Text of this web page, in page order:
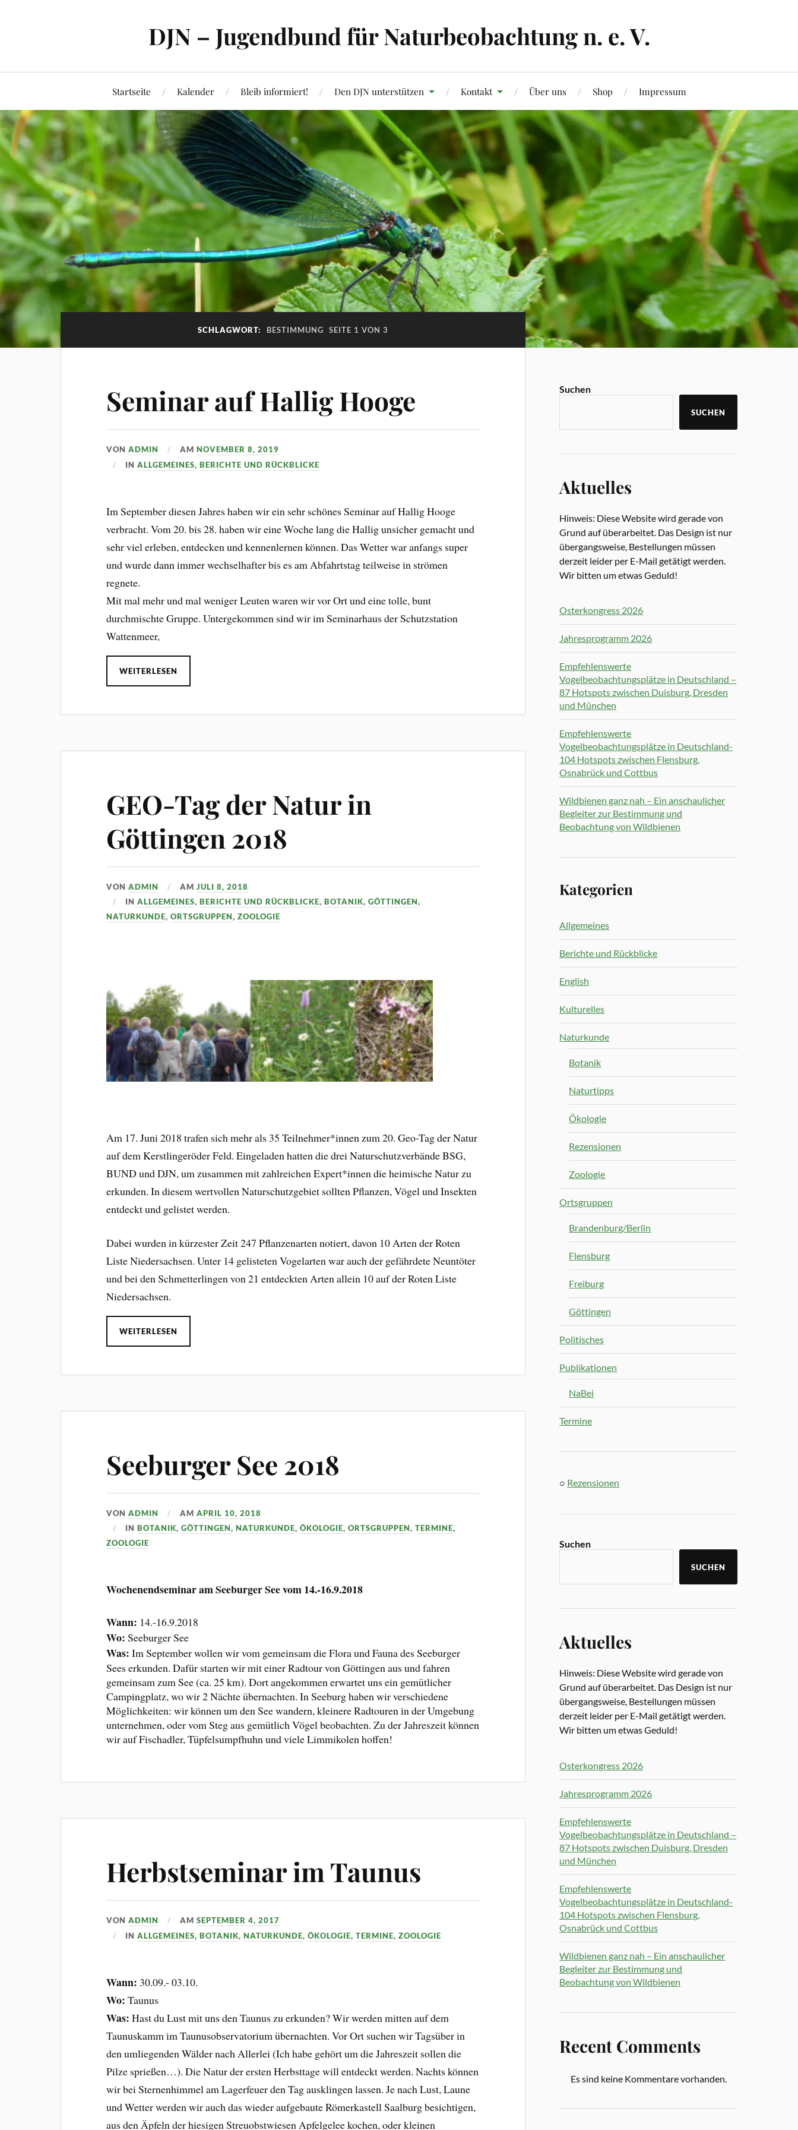
DJN – Jugendbund für Naturbeobachtung n. e. V.
Startseite Kalender Bleib informiert! Den DJN unterstützen Kontakt Über uns Shop Impressum
SCHLAGWORT: BESTIMMUNG SEITE 1 VON 3
Seminar auf Hallig Hooge
VONADMIN AMNOVEMBER 8, 2019
INALLGEMEINES,BERICHTE UND RÜCKBLICKE
Im September diesen Jahres haben wir ein sehr schönes Seminar auf Hallig Hooge
verbracht. Vom 20. bis 28. haben wir eine Woche lang die Hallig unsicher gemacht und
sehr viel erleben, entdecken und kennenlernen können. Das Wetter war anfangs super
und wurde dann immer wechselhafter bis es am Abfahrtstag teilweise in strömen
regnete.
Mit mal mehr und mal weniger Leuten waren wir vor Ort und eine tolle, bunt
durchmischte Gruppe. Untergekommen sind wir im Seminarhaus der Schutzstation
Wattenmeer,
WEITERLESEN
GEO-Tag der Natur in
Göttingen 2018
VONADMIN AMJULI 8, 2018
INALLGEMEINES,BERICHTE UND RÜCKBLICKE,BOTANIK,GÖTTINGEN,
NATURKUNDE,ORTSGRUPPEN,ZOOLOGIE
Am 17. Juni 2018 trafen sich mehr als 35 Teilnehmer*innen zum 20. Geo-Tag der Natur
auf dem Kerstlingeröder Feld. Eingeladen hatten die drei Naturschutzverbände BSG,
BUND und DJN, um zusammen mit zahlreichen Expert*innen die heimische Natur zu
erkunden. In diesem wertvollen Naturschutzgebiet sollten Pflanzen, Vögel und Insekten
entdeckt und gelistet werden.
Dabei wurden in kürzester Zeit 247 Pflanzenarten notiert, davon 10 Arten der Roten
Liste Niedersachsen. Unter 14 gelisteten Vogelarten war auch der gefährdete Neuntöter
und bei den Schmetterlingen von 21 entdeckten Arten allein 10 auf der Roten Liste
Niedersachsen.
WEITERLESEN
Seeburger See 2018
VONADMIN AMAPRIL 10, 2018
INBOTANIK,GÖTTINGEN,NATURKUNDE,ÖKOLOGIE,ORTSGRUPPEN,TERMINE,
ZOOLOGIE
Wochenendseminar am Seeburger See vom 14.-16.9.2018
Wann: 14.-16.9.2018
Wo: Seeburger See
Was: Im September wollen wir vom gemeinsam die Flora und Fauna des Seeburger
Sees erkunden. Dafür starten wir mit einer Radtour von Göttingen aus und fahren
gemeinsam zum See (ca. 25 km). Dort angekommen erwartet uns ein gemütlicher
Campingplatz, wo wir 2 Nächte übernachten. In Seeburg haben wir verschiedene
Möglichkeiten: wir können um den See wandern, kleinere Radtouren in der Umgebung
unternehmen, oder vom Steg aus gemütlich Vögel beobachten. Zu der Jahreszeit können
wir auf Fischadler, Tüpfelsumpfhuhn und viele Limmikolen hoffen!
Herbstseminar im Taunus
VONADMIN AMSEPTEMBER 4, 2017
INALLGEMEINES,BOTANIK,NATURKUNDE,ÖKOLOGIE,TERMINE,ZOOLOGIE
Wann: 30.09.- 03.10.
Wo: Taunus
Was:Hast du Lust mit uns den Taunus zu erkunden? Wir werden mitten auf dem
Taunuskamm im Taunusobservatorium übernachten. Vor Ort suchen wir Tagsüber in
den umliegenden Wälder nach Allerlei (Ich habe gehört um die Jahreszeit sollen die
Pilze sprießen…). Die Natur der ersten Herbsttage will entdeckt werden. Nachts können
wir bei Sternenhimmel am Lagerfeuer den Tag ausklingen lassen. Je nach Lust, Laune
und Wetter werden wir auch das wieder aufgebaute Römerkastell Saalburg besichtigen,
aus den Äpfeln der hiesigen Streuobstwiesen Apfelgelee kochen, oder kleinen
Suchen
SUCHEN
Aktuelles
Hinweis: Diese Website wird gerade von
Grund auf überarbeitet. Das Design ist nur
übergangsweise, Bestellungen müssen
derzeit leider per E-Mail getätigt werden.
Wir bitten um etwas Geduld!
Osterkongress 2026
Jahresprogramm 2026
Empfehlenswerte
Vogelbeobachtungsplätze in Deutschland –
87 Hotspots zwischen Duisburg, Dresden
und München
Empfehlenswerte
Vogelbeobachtungsplätze in Deutschland-
104 Hotspots zwischen Flensburg,
Osnabrück und Cottbus
Wildbienen ganz nah – Ein anschaulicher
Begleiter zur Bestimmung und
Beobachtung von Wildbienen
Kategorien
Allgemeines
Berichte und Rückblicke
English
Kulturelles
Naturkunde
Botanik
Naturtipps
Ökologie
Rezensionen
Zoologie
Ortsgruppen
Brandenburg/Berlin
Flensburg
Freiburg
Göttingen
Politisches
Publikationen
NaBei
Termine
○ Rezensionen
Suchen
SUCHEN
Aktuelles
Hinweis: Diese Website wird gerade von
Grund auf überarbeitet. Das Design ist nur
übergangsweise, Bestellungen müssen
derzeit leider per E-Mail getätigt werden.
Wir bitten um etwas Geduld!
Osterkongress 2026
Jahresprogramm 2026
Empfehlenswerte
Vogelbeobachtungsplätze in Deutschland –
87 Hotspots zwischen Duisburg, Dresden
und München
Empfehlenswerte
Vogelbeobachtungsplätze in Deutschland-
104 Hotspots zwischen Flensburg,
Osnabrück und Cottbus
Wildbienen ganz nah – Ein anschaulicher
Begleiter zur Bestimmung und
Beobachtung von Wildbienen
Recent Comments
Es sind keine Kommentare vorhanden.